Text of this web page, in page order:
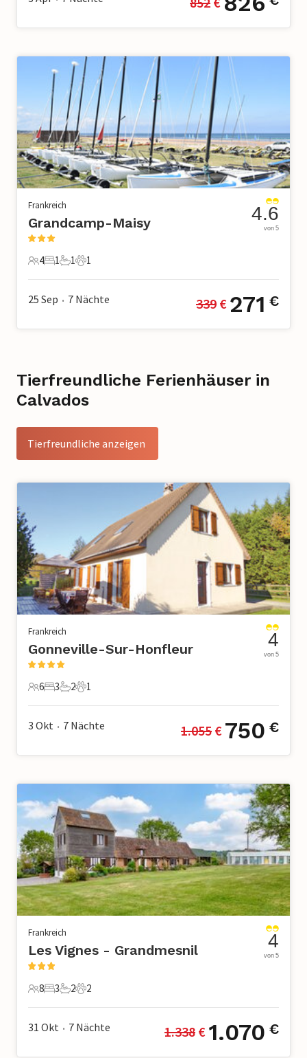
Frankreich
Grandcamp-Maisy
4 Gäste
4
1 Schlafzimmer
1
1 Badezimmer
1
1 Haustier
1
4.6
von 5
25 Sep • 7 Nächte 339 € 271 €
Tierfreundliche Ferienhäuser in
Calvados
Tierfreundliche anzeigen
Frankreich
Gonneville-Sur-Honfleur
6 Gäste
6
3 Schlafzimmer
3
2 Badezimmer
2
1 Haustier
1
4
von 5
3 Okt • 7 Nächte 1.055 € 750 €
Frankreich
Les Vignes - Grandmesnil
8 Gäste
8
3 Schlafzimmer
3
2 Badezimmer
2
2 Haustiere
2
4
von 5
31 Okt • 7 Nächte 1.338 € 1.070 €